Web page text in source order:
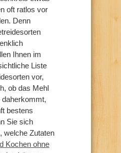
oft ratlos vor
Denn
Ihnen im
Liste
vor,
ob das Mehl
daherkommt,
bestens
Sie sich
welche Zutaten
Kochen ohne